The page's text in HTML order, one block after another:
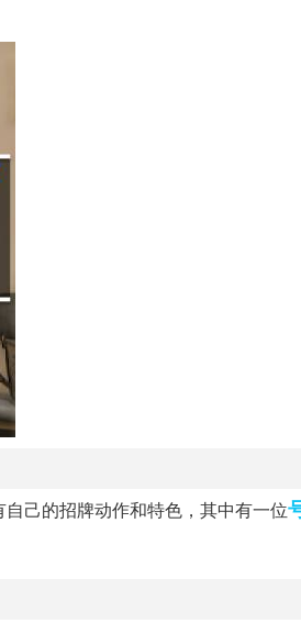
己的招牌动作和特色，其中有一位